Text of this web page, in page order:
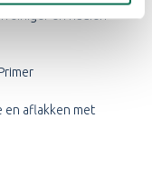
en nadien
en aflakken met